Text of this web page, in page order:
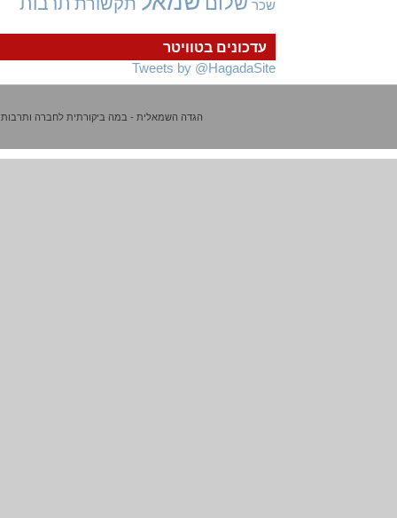
עדכונים בטוויטר
Tweets by @HagadaSite
שכר
הגדה השמאלית - במה ביקורתית לחברה ותרבות